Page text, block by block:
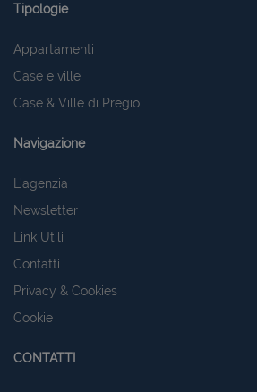
Tipologie
Appartamenti
Case e ville
Case & Ville di Pregio
Navigazione
L'agenzia
Newsletter
Link Utili
Contatti
Privacy & Cookies
Cookie
CONTATTI